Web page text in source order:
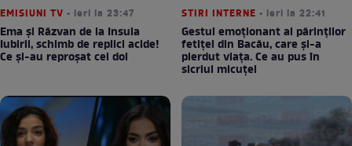
EMISIUNI TV • ieri la 23:47
Ema și Răzvan de la Insula
Iubirii, schimb de replici acide!
Ce și-au reproșat cei doi
STIRI INTERNE • ieri la 22:41
Gestul emoționant al părinților
fetiței din Bacău, care și-a
pierdut viața. Ce au pus în
sicriul micuței